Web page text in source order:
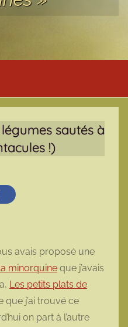
sautés à
!)
avais proposé une
minorquine que j’avais
Les petits plats de
que j’ai trouvé ce
on part à l’autre